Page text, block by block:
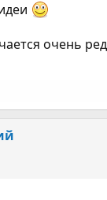
очень